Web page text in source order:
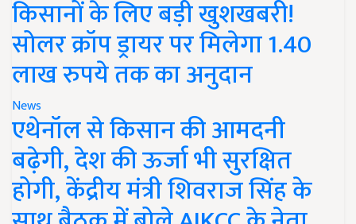
किसानों के लिए बड़ी खुशखबरी!
सोलर क्रॉप ड्रायर पर मिलेगा 1.40
लाख रुपये तक का अनुदान
News
एथेनॉल से किसान की आमदनी
बढ़ेगी, देश की ऊर्जा भी सुरक्षित
होगी, केंद्रीय मंत्री शिवराज सिंह के